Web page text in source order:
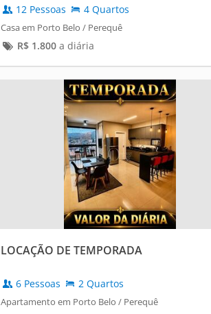
12 Pessoas 4 Quartos
Casa em Porto Belo / Perequê
R$ 1.800a diária
LOCAÇÃO DE TEMPORADA
6 Pessoas 2 Quartos
Apartamento em Porto Belo / Perequê